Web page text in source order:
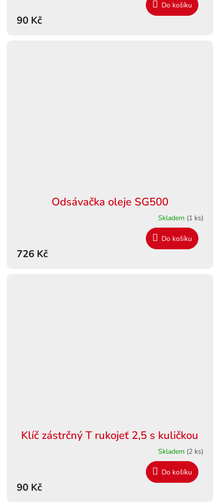
90 Kč
Do košíku
Odsávačka oleje SG500
Skladem (1 ks)
726 Kč
Do košíku
Klíč zástrčný T rukojeť 2,5 s kuličkou
Skladem (2 ks)
90 Kč
Do košíku